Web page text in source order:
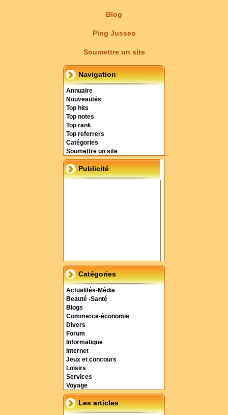
Blog
Ping Jusseo
Soumettre un site
Navigation
Annuaire
Nouveautés
Top hits
Top notes
Top rank
Top referrers
Catégories
Soumettre un site
Publicité
Catégories
Actualités-Média
Beauté -Santé
Blogs
Commerce-économie
Divers
Forum
Informatique
Internet
Jeux et concours
Loisirs
Services
Voyage
Les articles